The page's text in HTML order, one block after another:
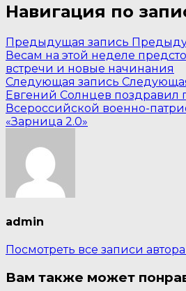
Навигация по
Предыдущая запись
Весам на этой неделе
встречи и новые начинания
Следующая запись
Евгений Солнцев поздравил
Всероссийской военно-
«Зарница 2.0»
admin
Посмотреть все записи
Вам также может